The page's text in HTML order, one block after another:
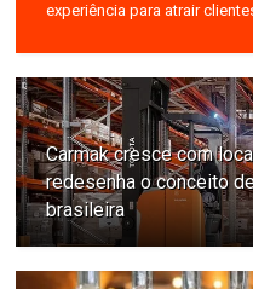
experiência para atrair
Carmak cresce com
redesenha o conceito
brasileira